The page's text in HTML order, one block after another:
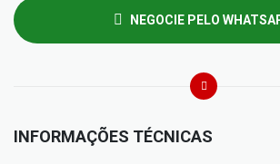
NEGOCIE PELO
INFORMAÇÕES TÉCNICAS